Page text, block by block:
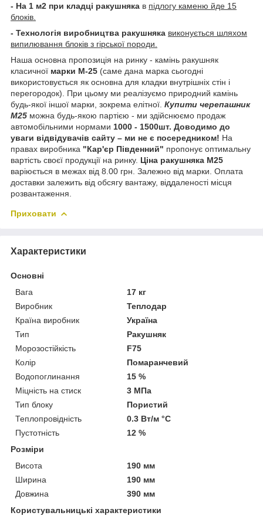
- На 1 м2 при кладці ракушняка в підлогу каменю йде 15
блоків.
- Технологія виробництва ракушняка виконується шляхом
випилювання блоків з гірської породи.
Наша основна пропозиція на ринку - камінь ракушняк
класичної марки М-25 (саме дана марка сьогодні
використовується як основна для кладки внутрішніх стін і
перегородок). При цьому ми реалізуємо природний камінь
будь-якої іншої марки, зокрема елітної. Купити черепашник
М25 можна будь-якою партією - ми здійснюємо продаж
автомобільними нормами 1000 - 1500шт. Доводимо до
уваги відвідувачів сайту – ми не є посередником! На
правах виробника "Кар'єр Південний" пропонує оптимальну
вартість своєї продукції на ринку. Ціна ракушняка М25
варіюється в межах від 8.00 грн. Залежно від марки. Оплата
доставки залежить від обсягу вантажу, віддаленості місця
розвантаження.
Приховати
Характеристики
Основні
Вага
17 кг
Виробник
Теплодар
Країна виробник
Україна
Тип
Ракушняк
Морозостійкість
F75
Колір
Помаранчевий
Водопоглинання
15 %
Міцність на стиск
3 МПа
Тип блоку
Пористий
Теплопровідність
0.3 Вт/м °С
Пустотність
12 %
Розміри
Висота
190 мм
Ширина
190 мм
Довжина
390 мм
Користувальницькі характеристики